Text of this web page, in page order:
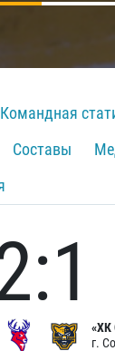
Командная
Составы
«ХК
г.